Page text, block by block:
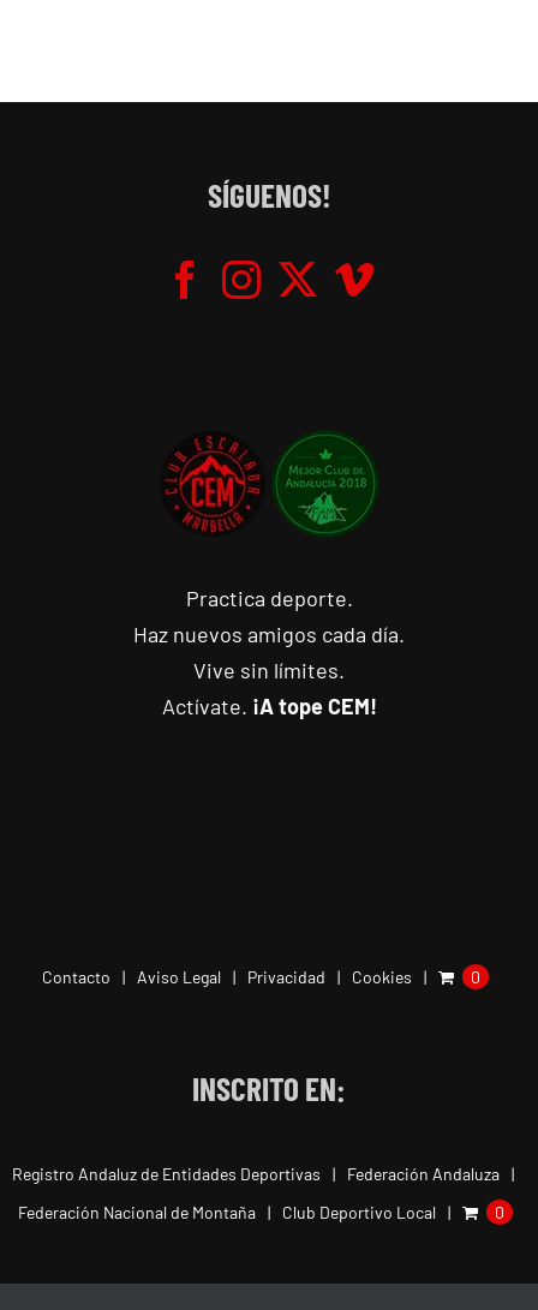
SÍGUENOS!
Practica deporte.
Haz nuevos amigos cada día.
Vive sin límites.
Actívate. ¡A tope CEM!
Contacto Aviso Legal Privacidad Cookies 0
INSCRITO EN:
Registro Andaluz de Entidades Deportivas
Federación Andaluza
Federación Nacional de Montaña
Club Deportivo Local 0